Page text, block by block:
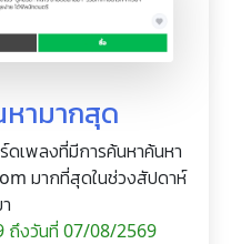
ามากสุด
เพลงที่มีการค้นหาค้นหา
มากที่สุดในช่วงสัปดาห์
ถึงวันที่ 07/08/2569